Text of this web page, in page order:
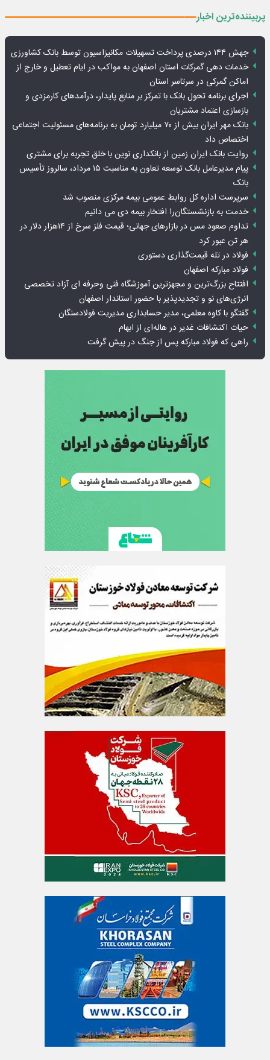
پربیننده‌ترین اخبار
جهش ۱۴۴ درصدی پرداخت تسهیلات مکانیزاسیون توسط بانک کشاورزی
خدمات دهی گمرکات استان اصفهان به مواکب در ایام تعطیل و خارج از
اماکن گمرکی در سرتاسر استان
اجرای برنامه تحول بانک با تمرکز بر منابع پایدار، درآمدهای کارمزدی و
بازسازی اعتماد مشتریان
بانک مهر ایران بیش از ۷۰ میلیارد تومان به برنامه‌های مسئولیت اجتماعی
اختصاص داد
روایت بانک ایران زمین از بانکداری نوین با خلق تجربه برای مشتری
پیام مدیرعامل بانک توسعه تعاون به مناسبت ۱۵ مرداد، سالروز تأسیس
بانک
سرپرست اداره کل روابط عمومی بیمه مرکزی منصوب شد
خدمت به بازنشستگان‌را افتخار بیمه دی می دانیم
تداوم صعود مس در بازارهای جهانی؛ قیمت فلز سرخ از ۱۴هزار دلار در
هر تن عبور کرد
فولاد در تله قیمت‌گذاری دستوری
فولاد مبارکه اصفهان
افتتاح بزرگ‌ترین و مجهزترین آموزشگاه فنی وحرفه ای آزاد تخصصی
انرژی‌های نو و تجدیدپذیر با حضور استاندار اصفهان
گفتگو با کاوه معلمی، مدیر حسابداری مدیریت فولادسنگان
حیات اکتشافات غدیر در هاله‌ای از ابهام
راهی که فولاد مبارکه پس از جنگ در پیش گرفت